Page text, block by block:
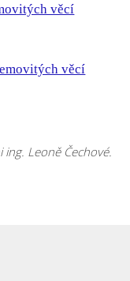
věcí
věcí
Leoně Čechové.